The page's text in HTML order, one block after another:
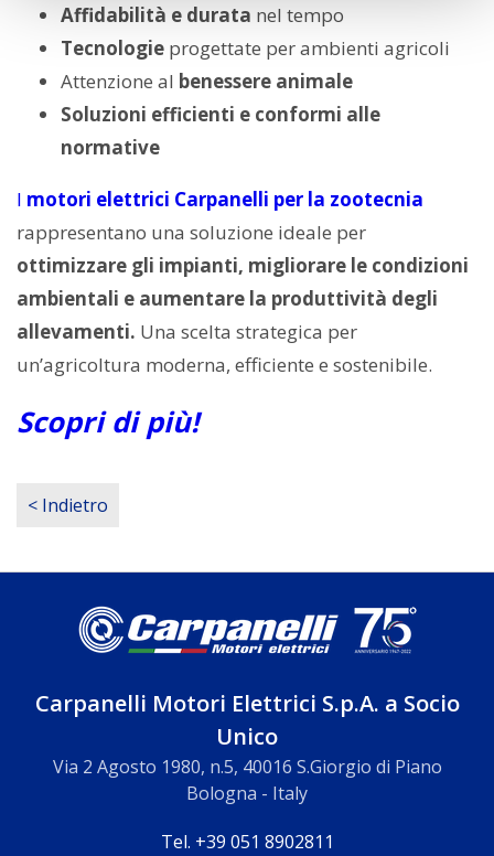
Affidabilità e durata nel tempo
Tecnologie progettate per ambienti agricoli
Attenzione al benessere animale
Soluzioni efficienti e conformi alle
normative
I motori elettrici Carpanelli per la zootecnia
rappresentano una soluzione ideale per
ottimizzare gli impianti, migliorare le condizioni
ambientali e aumentare la produttività degli
allevamenti. Una scelta strategica per
un’agricoltura moderna, efficiente e sostenibile.
Scopri di più!
< Indietro
Carpanelli Motori Elettrici S.p.A. a Socio
Unico
Via 2 Agosto 1980, n.5, 40016 S.Giorgio di Piano
Bologna - Italy
Tel. +39 051 8902811